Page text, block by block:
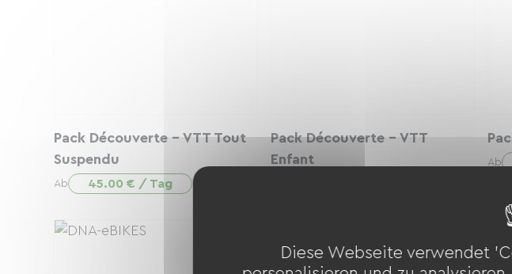
Pack Découverte - VTT Tout
Suspendu
Ab 45.00 € / Tag
Pack Découverte - VTT
Enfant
Ab
Diese Webseite verwendet